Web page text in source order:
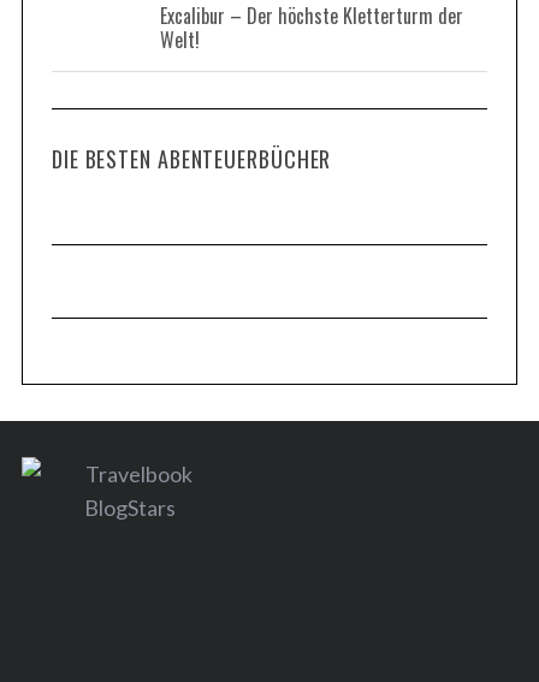
Excalibur – Der höchste Kletterturm der
Welt!
DIE BESTEN ABENTEUERBÜCHER